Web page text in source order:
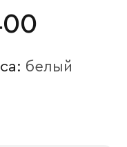
белый